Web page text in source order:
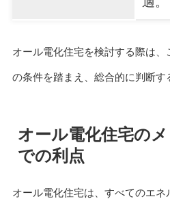
オール電化住宅を検討する際は
の条件を踏まえ、総合的に判断す
オール電化住宅の
での利点
オール電化住宅は、すべてのエ